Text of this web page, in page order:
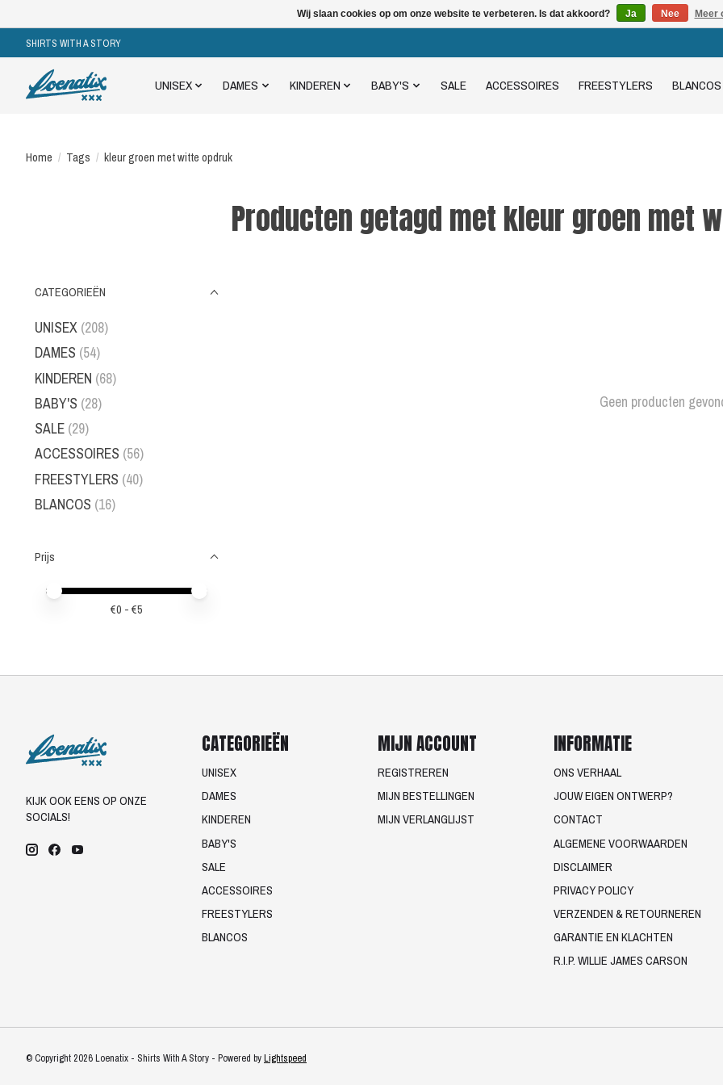
SHIRTS WITH A STORY
UNISEX DAMES KINDEREN BABY'S SALE ACCESSOIRES FREESTYLERS BLANCOS
Home / Tags / kleur groen met witte opdruk
Producten getagd met kleur groen met
CATEGORIEËN
UNISEX (208)
DAMES (54)
KINDEREN (68)
BABY'S (28)
SALE (29)
ACCESSOIRES (56)
FREESTYLERS (40)
BLANCOS (16)
Prijs
Minimale prijswaarde
Price maximum value
€0 - €5
Geen producten
KIJK OOK EENS OP ONZE
SOCIALS!
CATEGORIEËN
UNISEX
DAMES
KINDEREN
BABY'S
SALE
ACCESSOIRES
FREESTYLERS
BLANCOS
MIJN ACCOUNT
REGISTREREN
MIJN BESTELLINGEN
MIJN VERLANGLIJST
INFORMATIE
ONS VERHAAL
JOUW EIGEN ONTWERP?
CONTACT
ALGEMENE VOORWAARDEN
DISCLAIMER
PRIVACY POLICY
VERZENDEN & RETOURNEREN
GARANTIE EN KLACHTEN
R.I.P. WILLIE JAMES CARSON
© Copyright 2026 Loenatix - Shirts With A Story - Powered byLightspeed
Wij slaan cookies op om onze website te verbeteren. Is dat akkoord? Ja Nee Meer